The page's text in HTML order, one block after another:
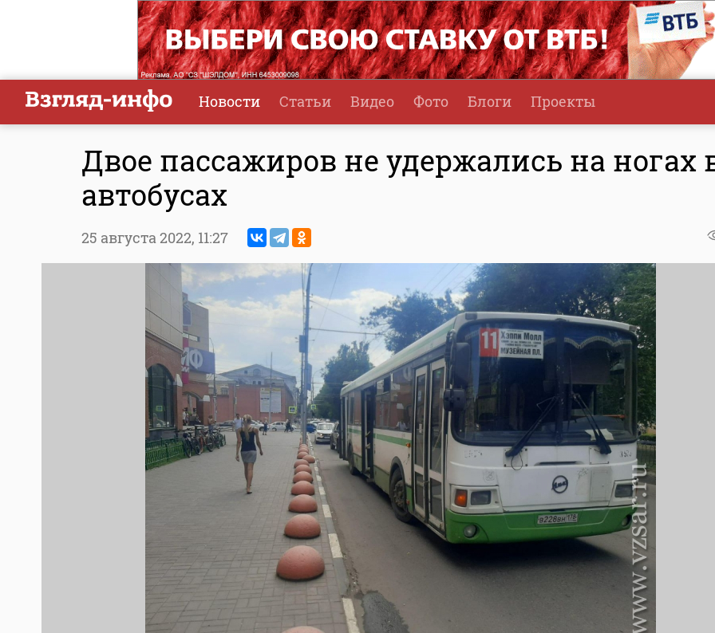
Новости Статьи Видео Фото Блоги Проекты
Двое пассажиров не удержались на ногах
автобусах
25 августа 2022, 11:27